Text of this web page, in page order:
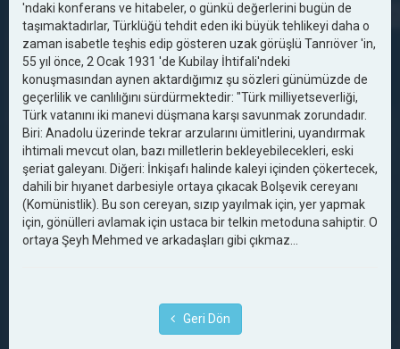
'ndaki konferans ve hitabeler, o günkü değerlerini bugün de
taşımaktadırlar, Türklüğü tehdit eden iki büyük tehlikeyi daha o
zaman isabetle teşhis edip gösteren uzak görüşlü Tanrıöver 'in,
55 yıl önce, 2 Ocak 1931 'de Kubilay İhtifali'ndeki
konuşmasından aynen aktardığımız şu sözleri günümüzde de
geçerlilik ve canlılığını sürdürmektedir: "Türk milliyetseverliği,
Türk vatanını iki manevi düşmana karşı savunmak zorundadır.
Biri: Anadolu üzerinde tekrar arzularını ümitlerini, uyandırmak
ihtimali mevcut olan, bazı milletlerin bekleyebilecekleri, eski
şeriat galeyanı. Diğeri: İnkişafı halinde kaleyi içinden çökertecek,
dahili bir hıyanet darbesiyle ortaya çıkacak Bolşevik cereyanı
(Komünistlik). Bu son cereyan, sızıp yayılmak için, yer yapmak
için, gönülleri avlamak için ustaca bir telkin metoduna sahiptir. O
ortaya Şeyh Mehmed ve arkadaşları gibi çıkmaz...
Geri Dön